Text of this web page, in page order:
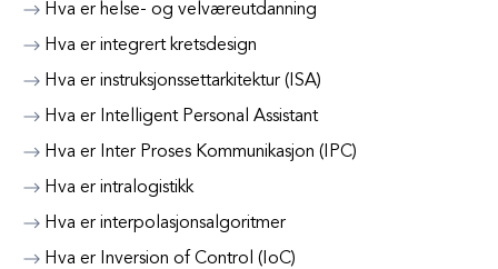
Hva er helse- og velværeutdanning
Hva er integrert kretsdesign
Hva er instruksjonssettarkitektur (ISA)
Hva er Intelligent Personal Assistant
Hva er Inter Proses Kommunikasjon (IPC)
Hva er intralogistikk
Hva er interpolasjonsalgoritmer
Hva er Inversion of Control (IoC)